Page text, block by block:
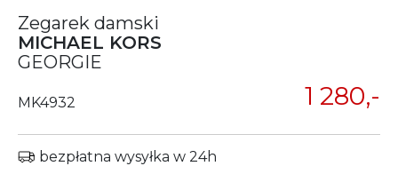
Zegarek damski
MICHAEL KORS
GEORGIE
MK4932 1 280,-
bezpłatna wysyłka w 24h